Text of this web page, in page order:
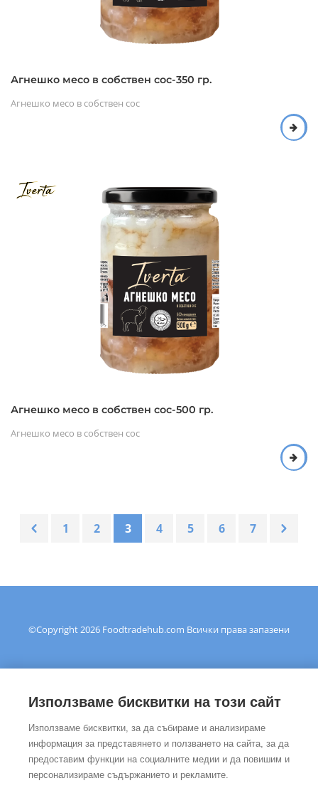
Агнешко месо в собствен сос-350 гр.
Агнешко месо в собствен сос
Агнешко месо в собствен сос-500 гр.
Агнешко месо в собствен сос
1 2 3 4 5 6 7
©Copyright2026 Foodtradehub.com Всички права запазени
ЗАЩИТА НА ЛИЧНИ ДАННИ| ПОЛИТИКА ЗА БИСКВИТКИ
Използваме бисквитки на този сайт
Използваме бисквитки, за да събираме и анализираме
информация за представянето и ползването на сайта, за да
предоставим функции на социалните медии и да повишим и
персонализираме съдържанието и рекламите.